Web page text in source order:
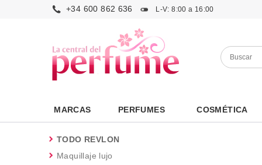
+34 600 862 636 L-V: 8:00 a 16:00
MARCAS PERFUMES COSMÉTICA
TODO REVLON
Maquillaje lujo